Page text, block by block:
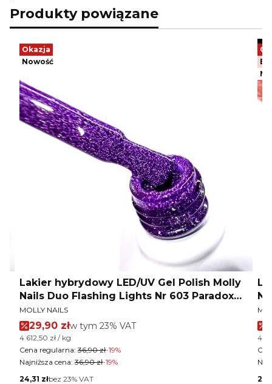
Produkty powiązane
Okazja
Nowość
Lakier hybrydowy LED/UV Gel Polish Molly
Nails Duo Flashing Lights Nr 603 Paradox
HEMA/Di-HEMA Free 8g
PRODUCENT
MOLLY NAILS
Cena promocyjna brutto
29,90 złw tym %s VAT
w tym 23% VAT
Cena jednostkowa brutto
4 612,50 zł / kg
Cena regularna: 36,90 zł-19%
Najniższa cena: 36,90 zł-19%
Cena netto
24,31 złbez 23% VAT
4